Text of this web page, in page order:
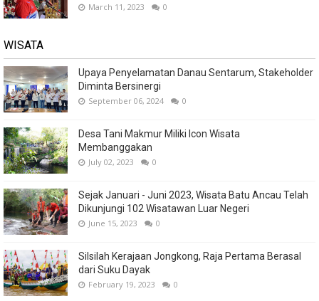
March 11, 2023 0
WISATA
Upaya Penyelamatan Danau Sentarum, Stakeholder
Diminta Bersinergi
September 06, 2024 0
Desa Tani Makmur Miliki Icon Wisata
Membanggakan
July 02, 2023 0
Sejak Januari - Juni 2023, Wisata Batu Ancau Telah
Dikunjungi 102 Wisatawan Luar Negeri
June 15, 2023 0
Silsilah Kerajaan Jongkong, Raja Pertama Berasal
dari Suku Dayak
February 19, 2023 0